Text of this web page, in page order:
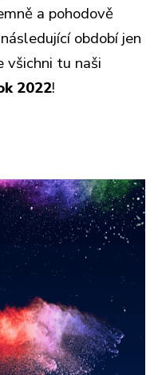
a pohodově
období jen
všichni tu naši
2022!